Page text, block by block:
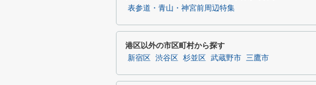
表参道・青山・神宮前周辺特集
港区以外の市区町村から探す
新宿区 渋谷区 杉並区 武蔵野市 三鷹市